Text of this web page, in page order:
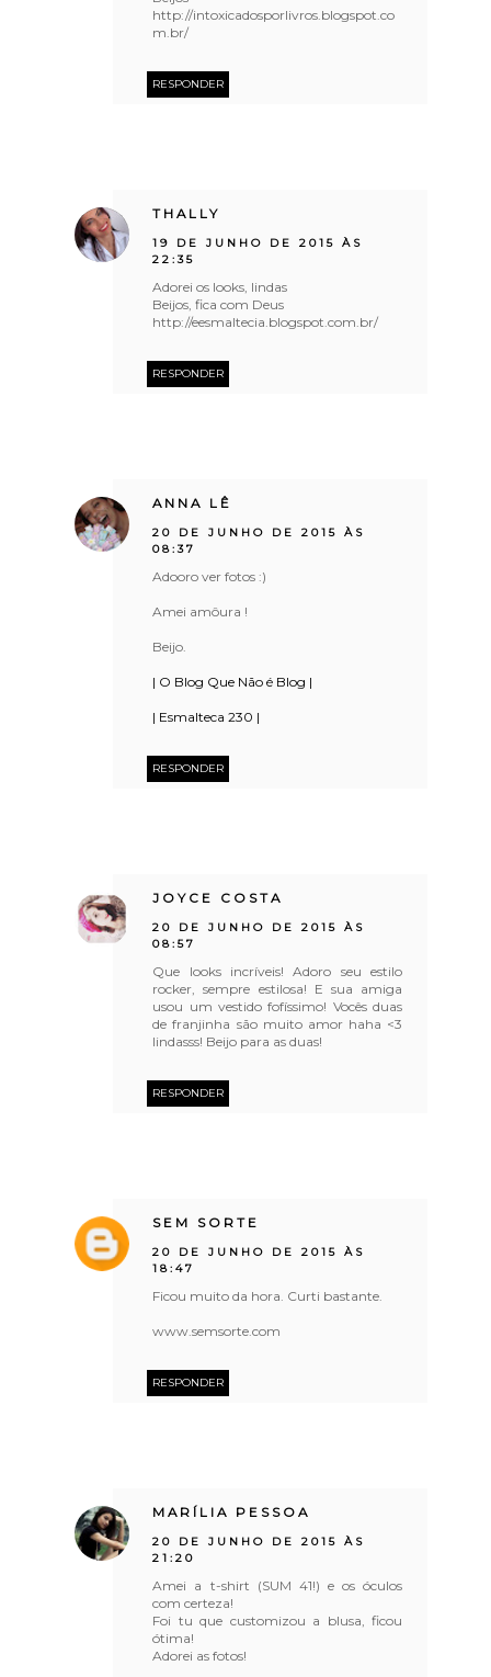
http://intoxicadosporlivros.blogspot.co
m.br/
RESPONDER
THALLY
19 DE JUNHO DE 2015 ÀS
22:35
Adorei os looks, lindas
Beijos, fica com Deus
http://eesmaltecia.blogspot.com.br/
RESPONDER
ANNA LÊ
20 DE JUNHO DE 2015 ÀS
08:37
Adooro ver fotos :)
Amei amôura !
Beijo.
| O Blog Que Não é Blog |
| Esmalteca 230 |
RESPONDER
JOYCE COSTA
20 DE JUNHO DE 2015 ÀS
08:57
Que looks incríveis! Adoro seu estilo
rocker, sempre estilosa! E sua amiga
usou um vestido fofíssimo! Vocês duas
de franjinha são muito amor haha <3
lindasss! Beijo para as duas!
RESPONDER
SEM SORTE
20 DE JUNHO DE 2015 ÀS
18:47
Ficou muito da hora. Curti bastante.
www.semsorte.com
RESPONDER
MARÍLIA PESSOA
20 DE JUNHO DE 2015 ÀS
21:20
Amei a t-shirt (SUM 41!) e os óculos
com certeza!
Foi tu que customizou a blusa, ficou
ótima!
Adorei as fotos!